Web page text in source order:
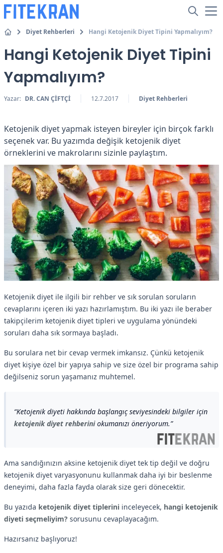
Diyet Rehberleri Hangi Ketojenik Diyet Tipini Yapmalıyım?
Hangi Ketojenik Diyet Tipini
Yapmalıyım?
Yazar: DR. CAN ÇİFTÇİ 12.7.2017 Diyet Rehberleri
Ketojenik diyet yapmak isteyen bireyler için birçok farklı
seçenek var. Bu yazımda değişik ketojenik diyet
örneklerini ve makrolarını sizinle paylaştım.
Ketojenik diyet ile ilgili bir rehber ve sık sorulan soruların
cevaplarını içeren iki yazı hazırlamıştım. Bu iki yazı ile beraber
takipçilerim ketojenik diyet tipleri ve uygulama yönündeki
soruları daha sık sormaya başladı.
Bu sorulara net bir cevap vermek imkansız. Çünkü ketojenik
diyet kişiye özel bir yapıya sahip ve size özel bir programa sahip
değilseniz sorun yaşamanız muhtemel.
Ketojenik diyeti hakkında başlangıç seviyesindeki bilgiler için
ketojenik diyet rehberiniokumanızı öneriyorum.
Ama sandığınızın aksine ketojenik diyet tek tip değil ve doğru
ketojenik diyet varyasyonunu kullanmak daha iyi bir beslenme
deneyimi, daha fazla fayda olarak size geri dönecektir.
Bu yazıda ketojenik diyet tiplerini inceleyecek, hangi ketojenik
diyeti seçmeliyim? sorusunu cevaplayacağım.
Hazırsanız başlıyoruz!